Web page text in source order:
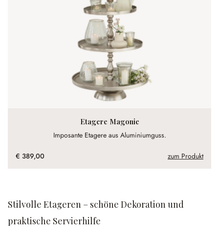
Etagere Magonie
Imposante Etagere aus Aluminiumguss.
€ 389,00 zum Produkt
Stilvolle Etageren – schöne Dekoration und
praktische Servierhilfe